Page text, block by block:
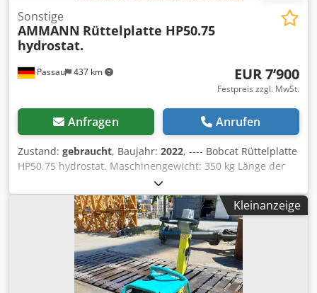
Passau 437 km
Sonstige
AMMANN Rüttelplatte HP50.75
hydrostat.
EUR 7’900
Festpreis zzgl. MwSt.
Anfragen Anrufen
Zustand: gebraucht, Baujahr: 2022, ---- Bobcat Rüttelplatte
HP50.75 hydrostat. Maschinengewicht: 350 kg Länge der
Bodenplatte: 450 mm Maschinenlänge: 900 mm
Maschinenlänge mit Griff: 1.600 mm Maschinenhöhe: 820
mm Griffhöhe ( Arbeit ): 1.000 mm Codpfx Afjzkz Tke Ejrf
Griffhöhe ( Transport ): 1.500 mm Maschinenbreite:
450/600/750 mm Motor: Hatz Supra 1D50S Kraftstoff:
Diesel Motorleistung bei U/min: 7 kW bei 3200 Max.
Vibrationsfrequenz: 70 Hz Max: Zentrifugalkraft: 50 kN
Steigfähigkeit: 36 % Amplitude: 1,7 mm
Kleinanzeige